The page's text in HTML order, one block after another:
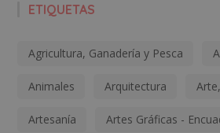
ETIQUETAS
Agricultura, Ganadería y Pesca
Animales Arquitectura
Artesanía Artes Gráficas -